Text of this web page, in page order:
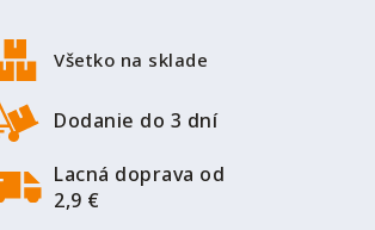
Všetko na sklade
Dodanie do 3 dní
Lacná doprava od
2,9 €